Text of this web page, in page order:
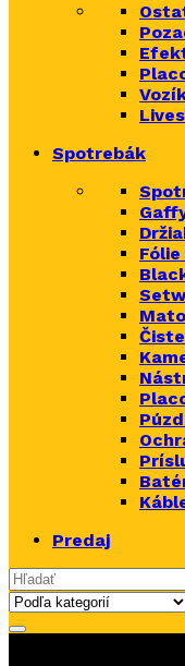
Spotrebák
Predaj
Search for: